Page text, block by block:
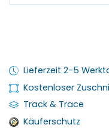
Lieferzeit 2-5
Kostenloser
Track & Trace
Käuferschutz